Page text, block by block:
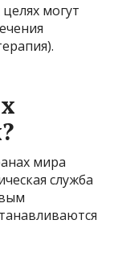
могут
мира
служба